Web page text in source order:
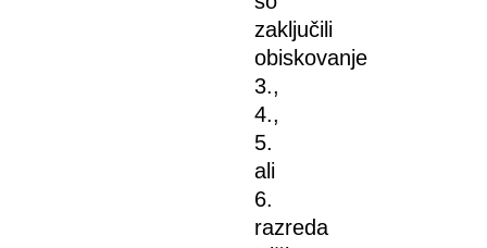
zaključili
obiskovanje
3.,
4.,
5.
ali
6.
razreda